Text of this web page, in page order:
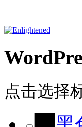
点击选择